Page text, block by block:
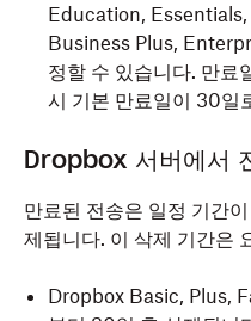
Education,
Business Plus,
정할 수 있습니다. 만료
시 기본 만료일이 30일
Dropbox 서버에서
만료된 전송은 일정 기간
제됩니다. 이 삭제 기간은
Dropbox Basic, Plus,